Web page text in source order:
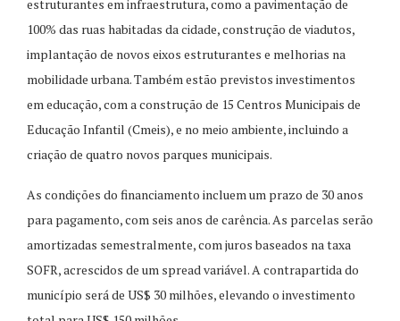
estruturantes em infraestrutura, como a pavimentação de
100% das ruas habitadas da cidade, construção de viadutos,
implantação de novos eixos estruturantes e melhorias na
mobilidade urbana. Também estão previstos investimentos
em educação, com a construção de 15 Centros Municipais de
Educação Infantil (Cmeis), e no meio ambiente, incluindo a
criação de quatro novos parques municipais.
As condições do financiamento incluem um prazo de 30 anos
para pagamento, com seis anos de carência. As parcelas serão
amortizadas semestralmente, com juros baseados na taxa
SOFR, acrescidos de um spread variável. A contrapartida do
município será de US$ 30 milhões, elevando o investimento